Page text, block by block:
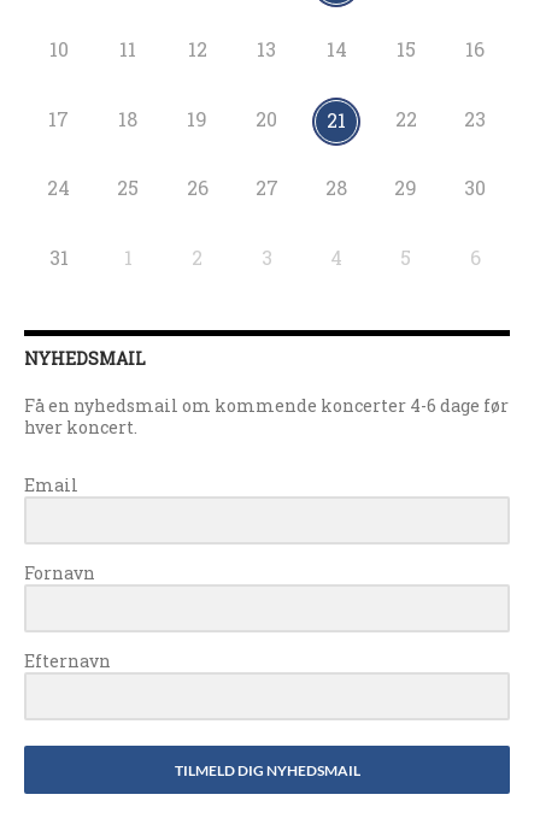
10 11 12 13 14 15 16
17 18 19 20 21 22 23
24 25 26 27 28 29 30
31 1 2 3 4 5 6
NYHEDSMAIL
Få en nyhedsmail om kommende koncerter 4-6 dage før
hver koncert.
Email
Fornavn
Efternavn
TILMELD DIG NYHEDSMAIL